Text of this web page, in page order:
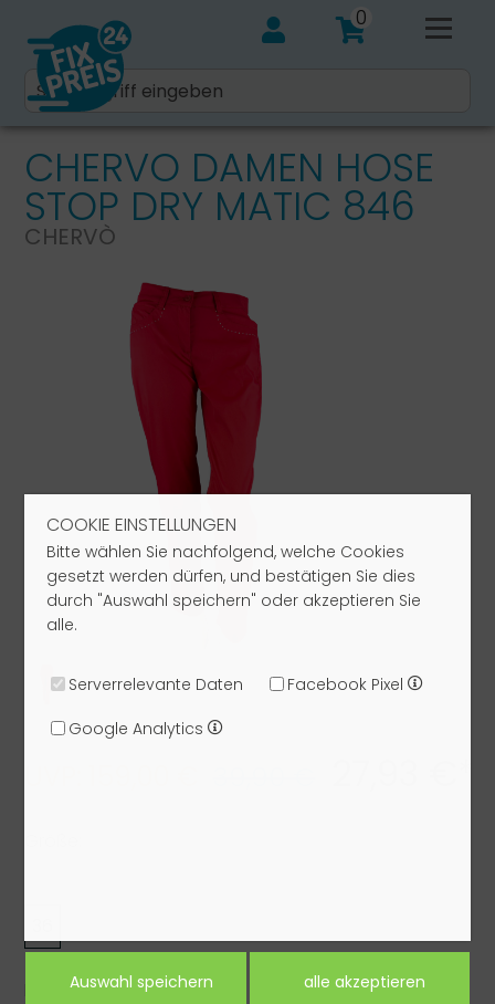
COOKIE EINSTELLUNGEN
Bitte wählen Sie nachfolgend, welche Cookies
gesetzt werden dürfen, und bestätigen Sie dies
durch "Auswahl speichern" oder akzeptieren Sie
alle.
Serverrelevante Daten
Facebook Pixel
Google Analytics
0
CHERVO DAMEN HOSE
STOP DRY MATIC 846
CHERVÒ
Farbe: